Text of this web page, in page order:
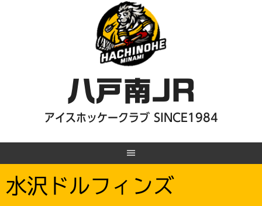
八戸南JR
アイスホッケークラブ SINCE1984
水沢ドルフィンズ